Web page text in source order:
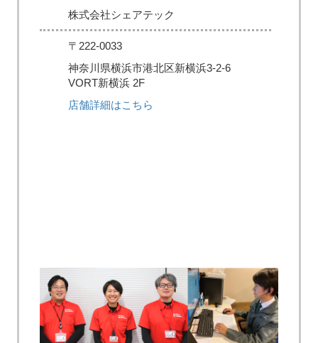
株式会社シェアテック
〒222-0033
神奈川県横浜市港北区新横浜3-2-6
VORT新横浜 2F
店舗詳細はこちら